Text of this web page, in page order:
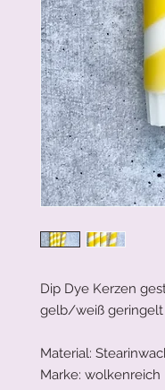
Dip Dye Kerzen
gelb/weiß geringelt
Material:
Marke: wolkenreich